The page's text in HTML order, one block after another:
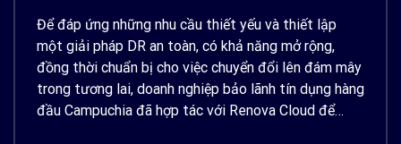
AWS & RENOVA CLOUD
Để đáp ứng những nhu cầu thiết yếu và thiết lập
một giải pháp DR an toàn, có khả năng mở rộng,
đồng thời chuẩn bị cho việc chuyển đổi lên đám mây
trong tương lai, doanh nghiệp bảo lãnh tín dụng hàng
đầu Campuchia đã hợp tác với Renova Cloud để